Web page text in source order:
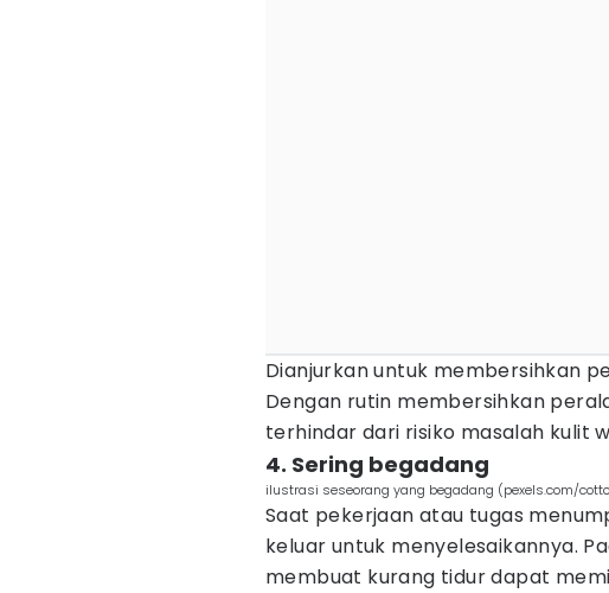
Dianjurkan untuk membersihkan
Dengan rutin membersihkan
terhindar dari risiko masalah kulit
4. Sering begadang
ilustrasi seseorang yang begadang (pexels.com/
Saat pekerjaan atau tugas
keluar untuk menyelesaikannya.
membuat kurang tidur dapat